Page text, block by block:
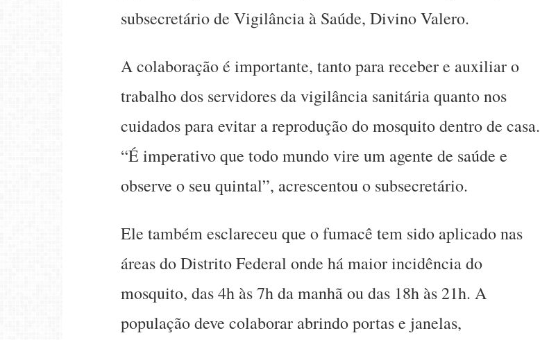
subsecretário de Vigilância à Saúde, Divino Valero.
A colaboração é importante, tanto para receber e auxiliar o
trabalho dos servidores da vigilância sanitária quanto nos
cuidados para evitar a reprodução do mosquito dentro de casa.
“É imperativo que todo mundo vire um agente de saúde e
observe o seu quintal”, acrescentou o subsecretário.
Ele também esclareceu que o fumacê tem sido aplicado nas
áreas do Distrito Federal onde há maior incidência do
mosquito, das 4h às 7h da manhã ou das 18h às 21h. A
população deve colaborar abrindo portas e janelas,